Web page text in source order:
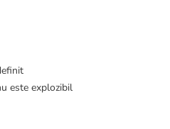
este explozibil